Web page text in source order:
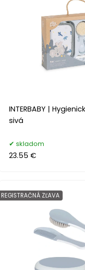
INTERBABY |
sivá
skladom
23.55 €
REGISTRAČNÁ ZĽAVA